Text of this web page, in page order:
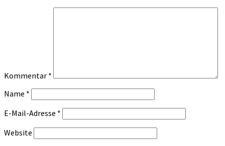
Kommentar *
Name *
E-Mail-Adresse *
Website